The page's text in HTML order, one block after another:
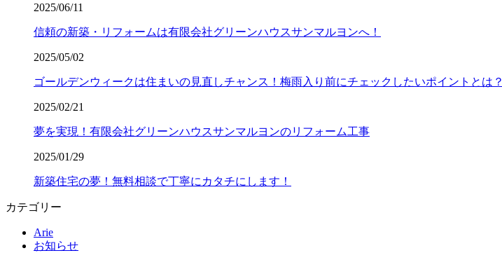
2025/06/11
信頼の新築・リフォームは有限会社グリーンハウスサンマルヨンへ！
2025/05/02
ゴールデンウィークは住まいの見直しチャンス！梅雨入り前にチェックしたいポイントとは？
2025/02/21
夢を実現！有限会社グリーンハウスサンマルヨンのリフォーム工事
2025/01/29
新築住宅の夢！無料相談で丁寧にカタチにします！
カテゴリー
Arie
お知らせ